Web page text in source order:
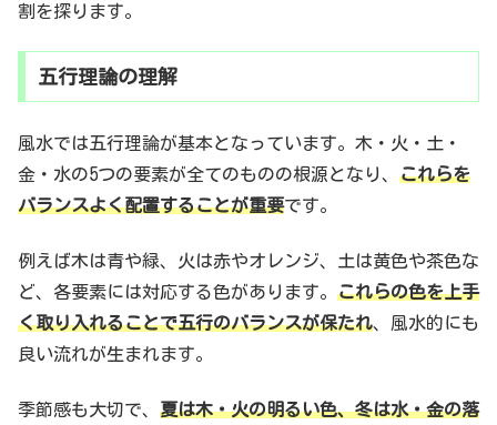
割を探ります。
五行理論の理解
風水では五行理論が基本となっています。木・火・土・
金・水の5つの要素が全てのものの根源となり、 これらを
バランスよく配置することが重要です。
例えば木は青や緑、火は赤やオレンジ、土は黄色や茶色な
ど、各要素には対応する色があります。 これらの色を上手
く取り入れることで五行のバランスが保たれ、風水的にも
良い流れが生まれます。
季節感も大切で、 夏は木・火の明るい色、冬は水・金の落